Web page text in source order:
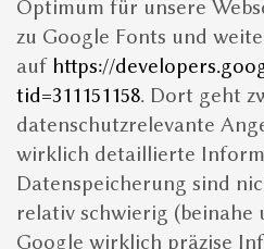
Optimum für unsere
zu Google Fonts und
auf https://
tid=311151158. Dort geht
datenschutzrelevante
wirklich detaillierte
Datenspeicherung sind
relativ schwierig (beinahe
Google wirklich präzise